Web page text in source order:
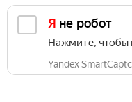
Я не робот
Нажмите, чтобы
Yandex